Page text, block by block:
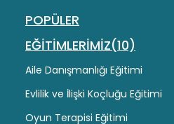
POPÜLER
EĞİTİMLERİMİZ(10)
Aile Danışmanlığı Eğitimi
Evlilik ve İlişki Koçluğu Eğitimi
Oyun Terapisi Eğitimi